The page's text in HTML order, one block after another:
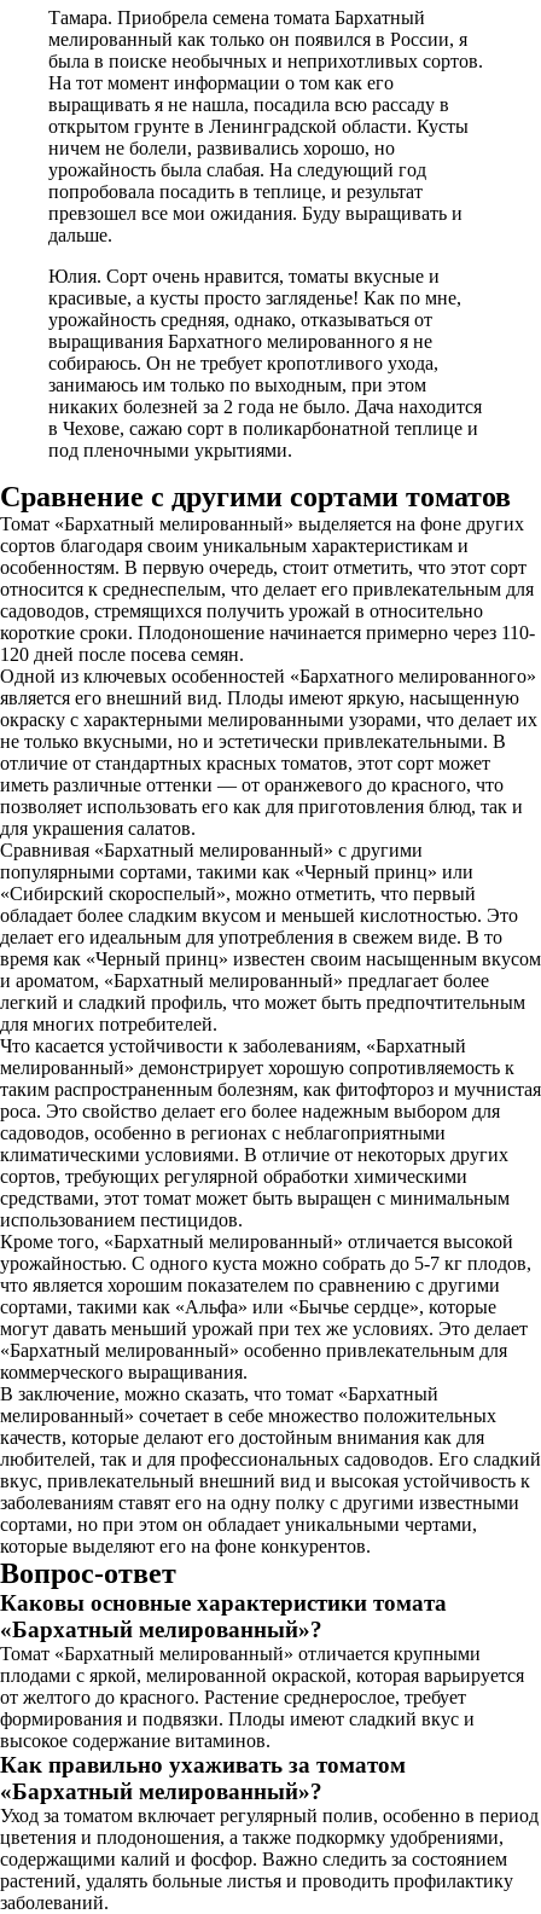
Тамара. Приобрела семена томата Бархатный
мелированный как только он появился в России, я
была в поиске необычных и неприхотливых сортов.
На тот момент информации о том как его
выращивать я не нашла, посадила всю рассаду в
открытом грунте в Ленинградской области. Кусты
ничем не болели, развивались хорошо, но
урожайность была слабая. На следующий год
попробовала посадить в теплице, и результат
превзошел все мои ожидания. Буду выращивать и
дальше.
Юлия. Сорт очень нравится, томаты вкусные и
красивые, а кусты просто загляденье! Как по мне,
урожайность средняя, однако, отказываться от
выращивания Бархатного мелированного я не
собираюсь. Он не требует кропотливого ухода,
занимаюсь им только по выходным, при этом
никаких болезней за 2 года не было. Дача находится
в Чехове, сажаю сорт в поликарбонатной теплице и
под пленочными укрытиями.
Сравнение с другими сортами томатов
Томат «Бархатный мелированный» выделяется на фоне других
сортов благодаря своим уникальным характеристикам и
особенностям. В первую очередь, стоит отметить, что этот сорт
относится к среднеспелым, что делает его привлекательным для
садоводов, стремящихся получить урожай в относительно
короткие сроки. Плодоношение начинается примерно через 110-
120 дней после посева семян.
Одной из ключевых особенностей «Бархатного мелированного»
является его внешний вид. Плоды имеют яркую, насыщенную
окраску с характерными мелированными узорами, что делает их
не только вкусными, но и эстетически привлекательными. В
отличие от стандартных красных томатов, этот сорт может
иметь различные оттенки — от оранжевого до красного, что
позволяет использовать его как для приготовления блюд, так и
для украшения салатов.
Сравнивая «Бархатный мелированный» с другими
популярными сортами, такими как «Черный принц» или
«Сибирский скороспелый», можно отметить, что первый
обладает более сладким вкусом и меньшей кислотностью. Это
делает его идеальным для употребления в свежем виде. В то
время как «Черный принц» известен своим насыщенным вкусом
и ароматом, «Бархатный мелированный» предлагает более
легкий и сладкий профиль, что может быть предпочтительным
для многих потребителей.
Что касается устойчивости к заболеваниям, «Бархатный
мелированный» демонстрирует хорошую сопротивляемость к
таким распространенным болезням, как фитофтороз и мучнистая
роса. Это свойство делает его более надежным выбором для
садоводов, особенно в регионах с неблагоприятными
климатическими условиями. В отличие от некоторых других
сортов, требующих регулярной обработки химическими
средствами, этот томат может быть выращен с минимальным
использованием пестицидов.
Кроме того, «Бархатный мелированный» отличается высокой
урожайностью. С одного куста можно собрать до 5-7 кг плодов,
что является хорошим показателем по сравнению с другими
сортами, такими как «Альфа» или «Бычье сердце», которые
могут давать меньший урожай при тех же условиях. Это делает
«Бархатный мелированный» особенно привлекательным для
коммерческого выращивания.
В заключение, можно сказать, что томат «Бархатный
мелированный» сочетает в себе множество положительных
качеств, которые делают его достойным внимания как для
любителей, так и для профессиональных садоводов. Его сладкий
вкус, привлекательный внешний вид и высокая устойчивость к
заболеваниям ставят его на одну полку с другими известными
сортами, но при этом он обладает уникальными чертами,
которые выделяют его на фоне конкурентов.
Вопрос-ответ
Каковы основные характеристики томата
«Бархатный мелированный»?
Томат «Бархатный мелированный» отличается крупными
плодами с яркой, мелированной окраской, которая варьируется
от желтого до красного. Растение среднерослое, требует
формирования и подвязки. Плоды имеют сладкий вкус и
высокое содержание витаминов.
Как правильно ухаживать за томатом
«Бархатный мелированный»?
Уход за томатом включает регулярный полив, особенно в период
цветения и плодоношения, а также подкормку удобрениями,
содержащими калий и фосфор. Важно следить за состоянием
растений, удалять больные листья и проводить профилактику
заболеваний.